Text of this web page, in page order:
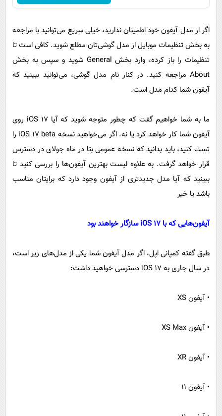
اگر از مدل آیفون خود اطمینان ندارید، خیلی سریع می‌توانید با مراجعه
به بخش تنظیمات موبایل از مدل گوشی‌تان مطلع شوید. کافی است تا
تنظیمات را باز کرده، وارد بخش General شوید و سپس به بخش
About مراجعه کنید. در کنار نام مدل گوشی، می‌توانید ببینید که
آیفون شما کدام مدل است.
ما به شما خواهیم گفت که چطور متوجه شوید که آیا iOS ۱۷ روی
آیفون شما کار خواهد کرد یا نه. اگر می‌خواهید نسخه iOS ۱۷ beta را
تست کنید، باید بدانید که نسخه عمومی بتا در ماه جولای در دسترس
قرار خواهد گرفت. به علاوه لیست بهترین آیفون‌ها را بررسی کنید تا
ببینید که آیا مدل جدیدتری از آیفون وجود دارد که برایتان مناسب
باشد یا خیر
آیفون‌هایی که با iOS ۱۷ سازگار خواهند بود
طبق گفته کمپانی اپل، اگر مدل آیفون شما یکی از مدل‌های زیر است،
در سال جاری به iOS ۱۷ دسترسی خواهید داشت:
• آیفون XS
• آیفون XS Max
• آیفون XR
• آیفون ۱۱